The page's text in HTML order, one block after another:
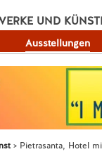
Ausstellungen
UND
Pietrasanta, Hotel